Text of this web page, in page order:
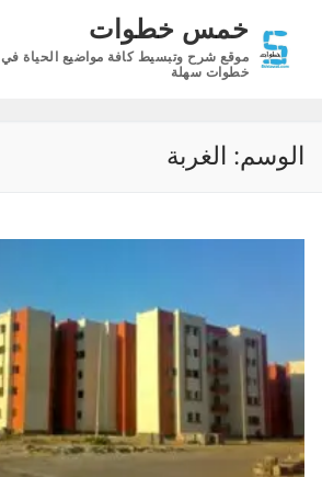
المحتوى
خمس خطوات
موقع شرح وتبسيط كافة مواضيع الحياة في
خطوات سهلة
الوسم: الغربة